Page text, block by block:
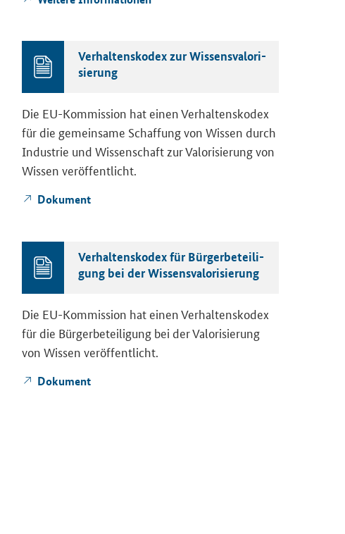
Ver­hal­tens­ko­dex zur Wis­sens­va­lo­ri­
sie­rung
Die EU-​Kommission hat einen Ver­hal­tens­ko­dex
für die ge­mein­sa­me Schaf­fung von Wis­sen durch
In­dus­trie und Wis­sen­schaft zur Va­lo­ri­sie­rung von
Wis­sen ver­öf­fent­licht.
Do­ku­ment
Ver­hal­tens­ko­dex für Bür­ger­be­tei­li­
gung bei der Wis­sens­va­lo­ri­sie­rung
Die EU-​Kommission hat einen Ver­hal­tens­ko­dex
für die Bür­ger­be­tei­li­gung bei der Va­lo­ri­sie­rung
von Wis­sen ver­öf­fent­licht.
Do­ku­ment